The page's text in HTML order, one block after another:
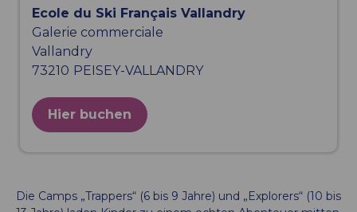
Ecole du Ski Français Vallandry
Galerie commerciale
Vallandry
73210 PEISEY-VALLANDRY
Hier buchen
Die Camps „Trappers“ (6 bis 9 Jahre) und „Explorers“ (10 bis